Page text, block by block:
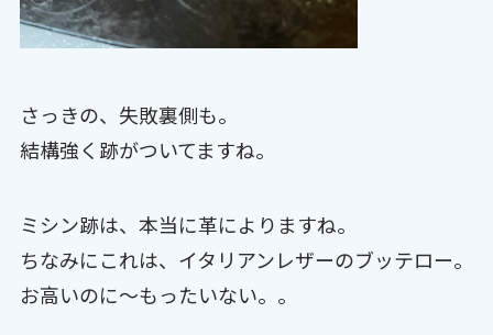
さっきの、失敗裏側も。
結構強く跡がついてますね。
ミシン跡は、本当に革によりますね。
ちなみにこれは、イタリアンレザーのブッテロー。
お高いのに〜もったいない。。